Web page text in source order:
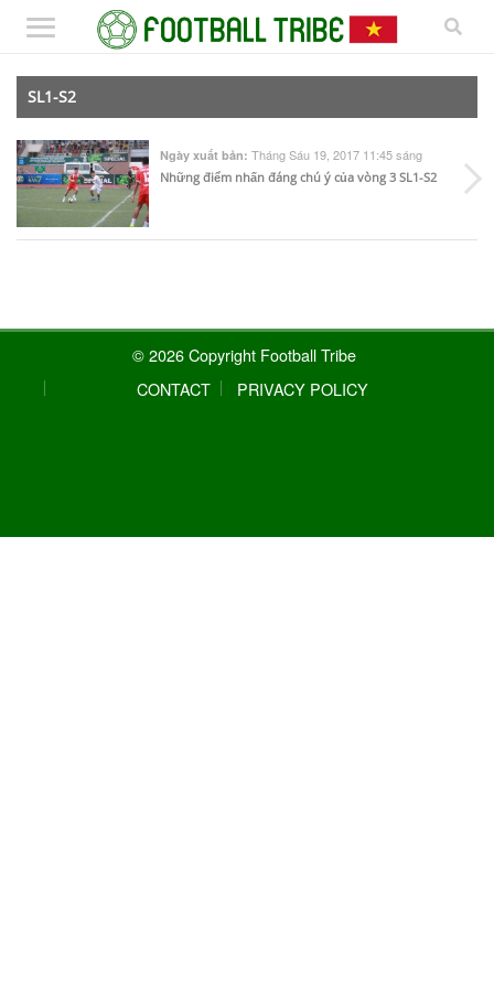
SL1-S2
Ngày xuất bản: Tháng Sáu 19, 2017 11:45 sáng
Những điểm nhấn đáng chú ý của vòng 3 SL1-S2
© 2026 Copyright Football Tribe
CONTACT
PRIVACY POLICY